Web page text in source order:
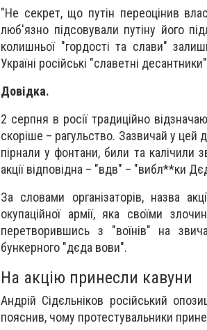
"Не секрет, що путін переоцінив
люб'язно підсовували путіну його
колишньої "гордості та слави"
Україні російські "славетні
Довідка.
2 серпня в росії традиційно
скоріше – рагульство. Зазвичай у цей
пірнали у фонтани, били та калічили
акції відповідна – "вдв" – "вибл**ки
За словами організаторів, назва
окупаційної армії, яка своїми
перетворившись з "воїнів" на
бункерного "дєда вови".
На акцію принесли кавуни
Андрій Сідєльніков російський
пояснив, чому протестувальники